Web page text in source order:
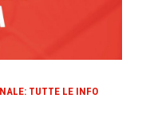
TUTTE LE INFO